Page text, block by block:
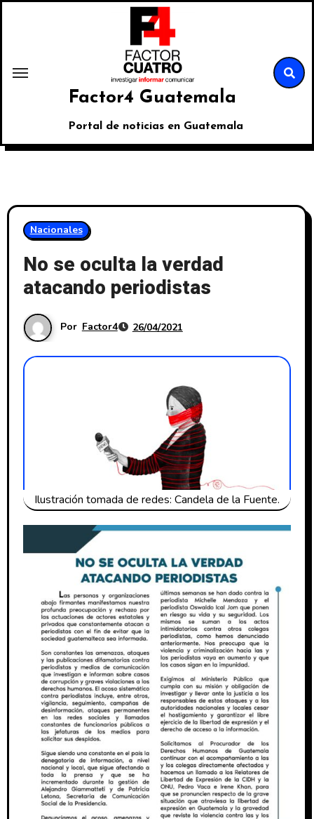
Factor4 Guatemala
Portal de noticias en Guatemala
Nacionales
No se oculta la verdad
atacando periodistas
Por Factor4 26/04/2021
Ilustración tomada de redes: Candela de la Fuente.